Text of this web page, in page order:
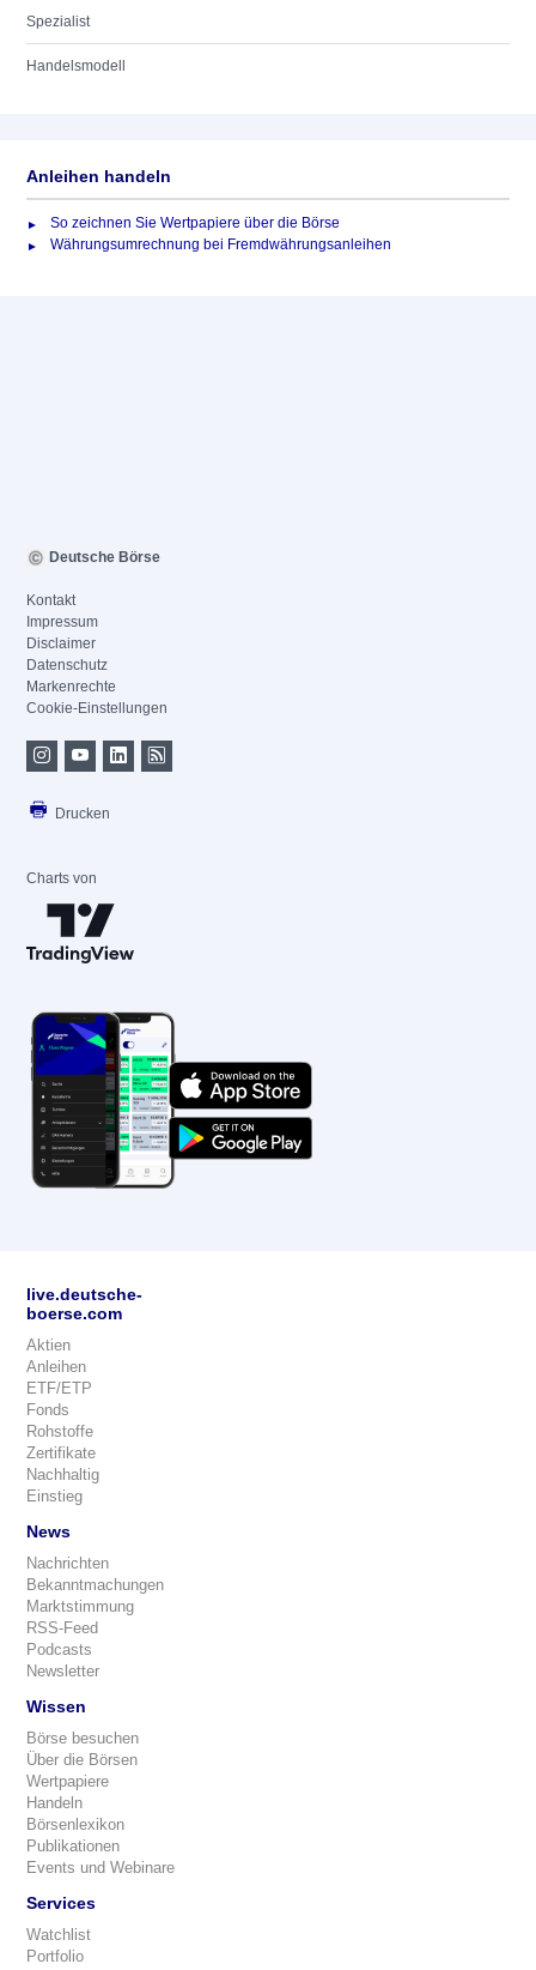
Spezialist
Handelsmodell
Anleihen handeln
So zeichnen Sie Wertpapiere über die Börse
Währungsumrechnung bei Fremdwährungsanleihen
Deutsche Börse
Kontakt
Impressum
Disclaimer
Datenschutz
Markenrechte
Cookie-Einstellungen
Drucken
Charts von
live.deutsche-
boerse.com
Aktien
Anleihen
ETF/ETP
Fonds
Rohstoffe
Zertifikate
Nachhaltig
Einstieg
News
Nachrichten
Bekanntmachungen
Marktstimmung
RSS-Feed
Podcasts
Newsletter
Wissen
Börse besuchen
Über die Börsen
Wertpapiere
Handeln
Börsenlexikon
Publikationen
Events und Webinare
Services
Watchlist
Portfolio